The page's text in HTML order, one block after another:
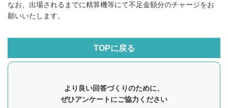
なお、出場されるまでに精算機等にて不足金額分のチャージをお
願いいたします。
TOPに戻る
より良い回答づくりのために、
ぜひアンケートにご協力ください